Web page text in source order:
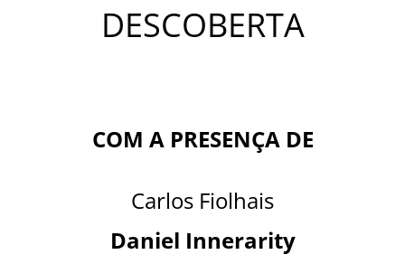
DESCOBERTA
COM A PRESENÇA DE
Carlos Fiolhais
Daniel Innerarity